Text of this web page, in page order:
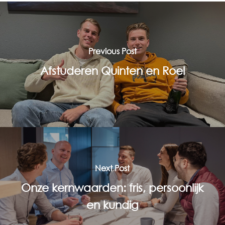
Previous Post
Afstuderen Quinten en Roel
Next Post
Onze kernwaarden: fris, persoonlijk
en kundig